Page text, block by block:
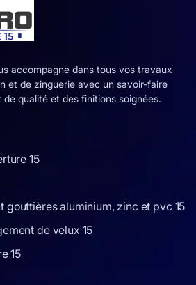
accompagne dans tous vos travaux
et de zinguerie avec un savoir-faire
qualité et des finitions soignées.
15
gouttières aluminium, zinc et pvc 15
de velux 15
15